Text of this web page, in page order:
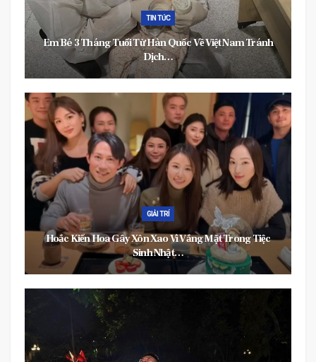
TIN TỨC
Em Bé 3 Tháng Tuổi Từ Hàn Quốc Về Việt Nam Tránh
Dịch…
GIẢI TRÍ
Hoắc Kiến Hoa Gây Xôn Xao Vì Vắng Mặt Trong Tiệc
Sinh Nhật…